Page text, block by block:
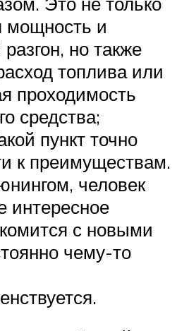
и
но также
топлива или
проходимость
средства;
пункт точно
к преимуществам.
человек
интересное
с новыми
чему-то